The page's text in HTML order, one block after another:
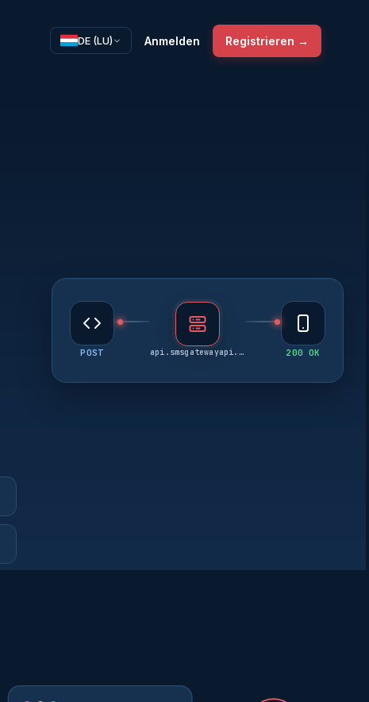
DE (LU) Anmelden Registrieren →
POST api.smsgatewayapi.com 200 OK